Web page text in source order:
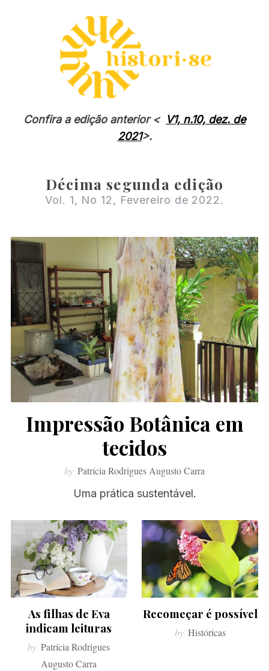
Confira a edição anterior < V1, n.10, dez. de
2021>.
Décima segunda edição
Vol. 1, No 12, Fevereiro de 2022.
Impressão Botânica em
tecidos
by Patrícia Rodrigues Augusto Carra
Uma prática sustentável.
As filhas de Eva
indicam leituras
by Patrícia Rodrigues
Augusto Carra
Recomeçar é possível
by Históricas